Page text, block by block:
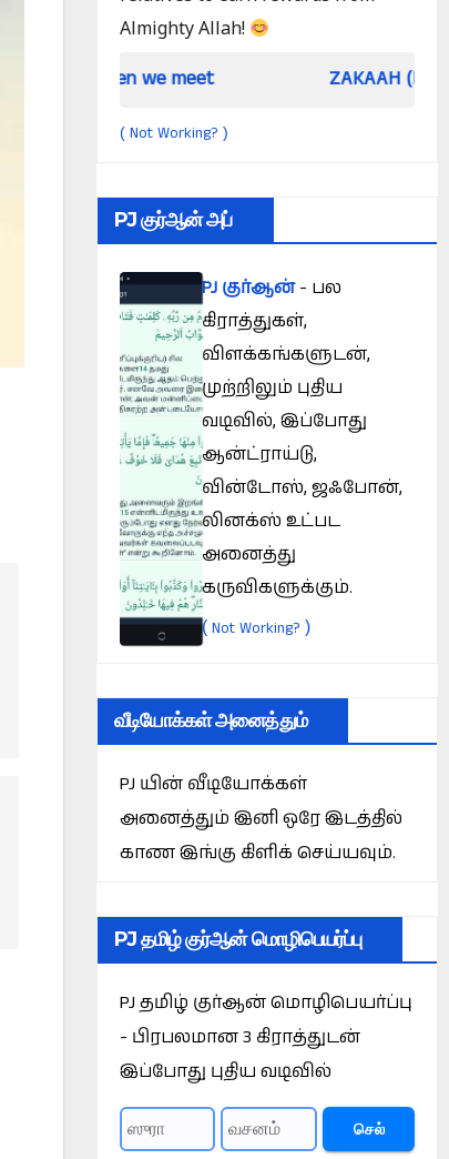
Almighty Allah!
ZAKAAH (In the light of
( Not Working? )
PJ குர்ஆன் அப்
PJ குர்ஆன்- பல
கிராத்துகள்,
விளக்கங்களுடன்,
முற்றிலும் புதிய
வடிவில், இப்போது
ஆன்ட்ராய்டு,
வின்டோஸ், ஜஃபோன்,
லினக்ஸ் உட்பட
அனைத்து
கருவிகளுக்கும்.
(Not Working? )
வீடியோக்கள் அனைத்தும்
PJ யின் வீடியோக்கள்
அனைத்தும் இனி ஒரே இடத்தில்
காண இங்கு கிளிக் செய்யவும்.
PJ தமிழ் குர்ஆன் மொழிபெயர்ப்பு
PJ தமிழ் குர்ஆன் மொழிபெயர்ப்பு
- பிரபலமான 3 கிராத்துடன்
இப்போது புதிய வடிவில்
செல்